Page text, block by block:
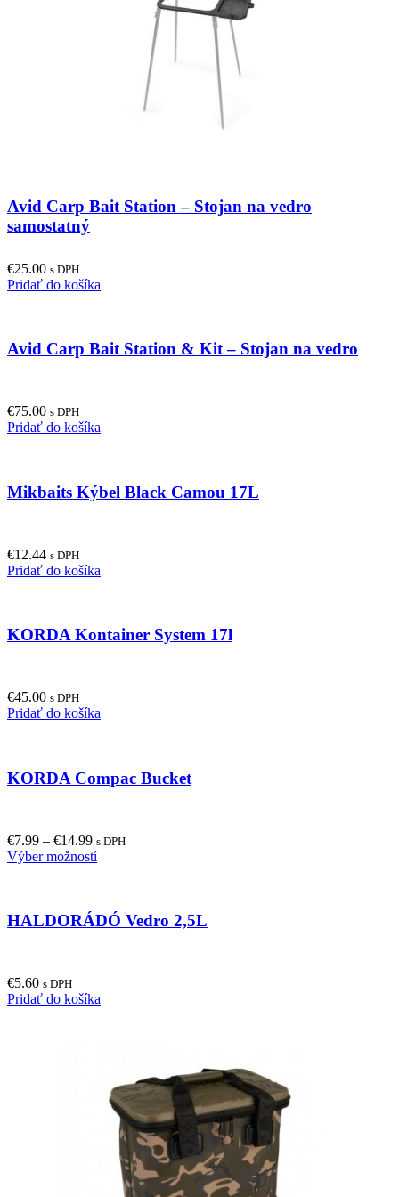
Avid Carp Bait Station – Stojan na vedro
samostatný
€25.00 s DPH
Pridať do košíka
Avid Carp Bait Station & Kit – Stojan na vedro
€75.00 s DPH
Pridať do košíka
Mikbaits Kýbel Black Camou 17L
€12.44 s DPH
Pridať do košíka
KORDA Kontainer System 17l
€45.00 s DPH
Pridať do košíka
KORDA Compac Bucket
€7.99 – €14.99 s DPH
Výber možnostíThis
variants.
chosen
HALDORÁDÓ Vedro 2,5L
€5.60 s DPH
Pridať do košíka